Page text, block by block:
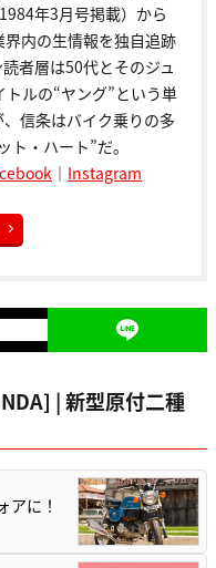
年3月号掲載）から
内の生情報を独自追跡
者層は50代とそのジュ
ルの“ヤング”という単
信条はバイク乗りの多
・ハート”だ。
｜ Instagram
| 新型原付二種
アに！